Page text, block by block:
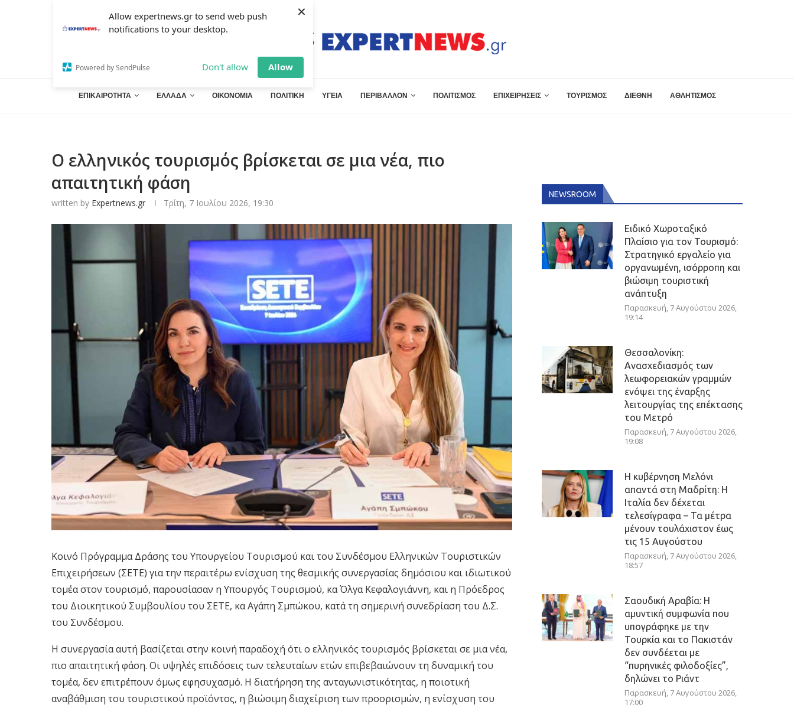
Allow expertnews.gr to send web push
notifications to your desktop.
Powered by SendPulse Don't allow Allow
×
ΕΠΙΚΑΙΡΟΤΗΤΑ ΕΛΛΑΔΑ ΟΙΚΟΝΟΜΙΑ ΠΟΛΙΤΙΚΗ ΥΓΕΙΑ ΠΕΡΙΒΑΛΛΟΝ ΠΟΛΙΤΙΣΜΟΣ ΕΠΙΧΕΙΡΗΣΕΙΣ ΤΟΥΡΙΣΜΟΣ ΔΙΕΘΝΗ ΑΘΛΗΤΙΣΜΟΣ
Ο ελληνικός τουρισμός βρίσκεται σε μια νέα, πιο
απαιτητική φάση
written by Expertnews.gr Τρίτη, 7 Ιουλίου 2026, 19:30
Κοινό Πρόγραμμα Δράσης του Υπουργείου Τουρισμού και του Συνδέσμου Ελληνικών Τουριστικών
Επιχειρήσεων (ΣΕΤΕ) για την περαιτέρω ενίσχυση της θεσμικής συνεργασίας δημόσιου και ιδιωτικού
τομέα στον τουρισμό, παρουσίασαν η Υπουργός Τουρισμού, κα Όλγα Κεφαλογιάννη, και η Πρόεδρος
του Διοικητικού Συμβουλίου του ΣΕΤΕ, κα Αγάπη Σμπώκου, κατά τη σημερινή συνεδρίαση του Δ.Σ.
του Συνδέσμου.
Η συνεργασία αυτή βασίζεται στην κοινή παραδοχή ότι ο ελληνικός τουρισμός βρίσκεται σε μια νέα,
πιο απαιτητική φάση. Οι υψηλές επιδόσεις των τελευταίων ετών επιβεβαιώνουν τη δυναμική του
τομέα, δεν επιτρέπουν όμως εφησυχασμό. Η διατήρηση της ανταγωνιστικότητας, η ποιοτική
αναβάθμιση του τουριστικού προϊόντος, η βιώσιμη διαχείριση των προορισμών, η ενίσχυση του
NEWSROOM
Ειδικό Χωροταξικό
Πλαίσιο για τον Τουρισμό:
Στρατηγικό εργαλείο για
οργανωμένη, ισόρροπη και
βιώσιμη τουριστική
ανάπτυξη
Παρασκευή, 7 Αυγούστου 2026,
19:14
Θεσσαλονίκη:
Ανασχεδιασμός των
λεωφορειακών γραμμών
ενόψει της έναρξης
λειτουργίας της επέκτασης
του Μετρό
Παρασκευή, 7 Αυγούστου 2026,
19:08
Η κυβέρνηση Μελόνι
απαντά στη Μαδρίτη: Η
Ιταλία δεν δέχεται
τελεσίγραφα – Τα μέτρα
μένουν τουλάχιστον έως
τις 15 Αυγούστου
Παρασκευή, 7 Αυγούστου 2026,
18:57
Σαουδική Αραβία: Η
αμυντική συμφωνία που
υπογράφηκε με την
Τουρκία και το Πακιστάν
δεν συνδέεται με
“πυρηνικές φιλοδοξίες”,
δηλώνει το Ριάντ
Παρασκευή, 7 Αυγούστου 2026,
17:00